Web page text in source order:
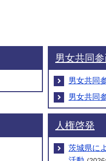
男女共同
男女共同
男女共同
人権啓発
茨城県に